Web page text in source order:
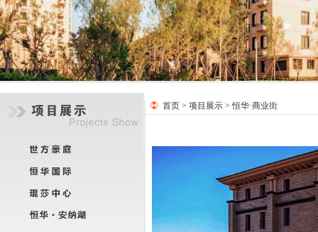
首页 > 项目展示 > 恒华·商业街